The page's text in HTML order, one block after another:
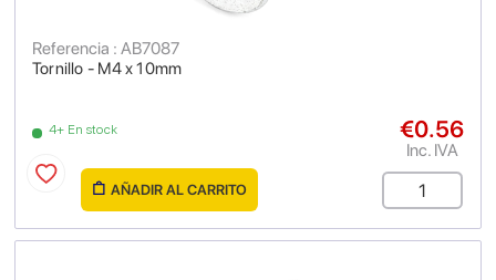
Tornillo - M4 x 10mm
Referencia : AB7087
4+ En stock €0.56
Inc. IVA
AÑADIR AL CARRITO